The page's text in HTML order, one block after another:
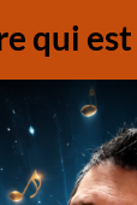
qui est